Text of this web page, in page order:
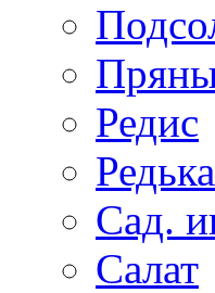
Редис
Редька
Сад.
Салат